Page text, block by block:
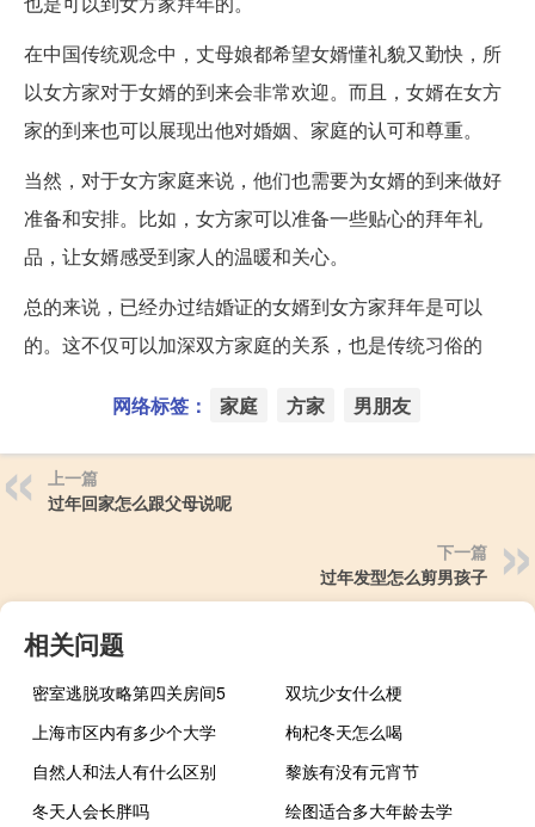
在中国传统观念中，丈母娘都希望女婿懂礼貌又勤快，所
以女方家对于女婿的到来会非常欢迎。而且，女婿在女方
家的到来也可以展现出他对婚姻、家庭的认可和尊重。
当然，对于女方家庭来说，他们也需要为女婿的到来做好
准备和安排。比如，女方家可以准备一些贴心的拜年礼
品，让女婿感受到家人的温暖和关心。
总的来说，已经办过结婚证的女婿到女方家拜年是可以
的。这不仅可以加深双方家庭的关系，也是传统习俗的
网络标签： 家庭 方家 男朋友
上一篇
过年回家怎么跟父母说呢
下一篇
过年发型怎么剪男孩子
相关问题
密室逃脱攻略第四关房间5
双坑少女什么梗
上海市区内有多少个大学
枸杞冬天怎么喝
自然人和法人有什么区别
黎族有没有元宵节
冬天人会长胖吗
绘图适合多大年龄去学